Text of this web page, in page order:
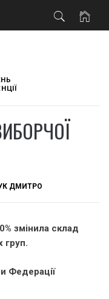
ДМИТРО
змінила склад
груп.
Федерації